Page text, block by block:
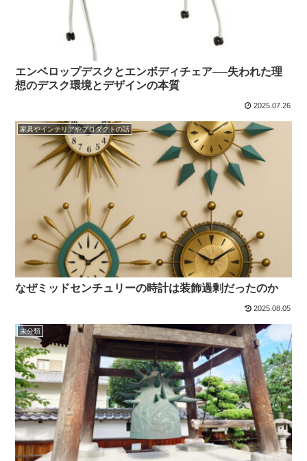
エンベロップデスクとエンボディチェア──失われた理
想のデスク環境とデザインの本質
2025.07.26
家具やインテリアやプロダクトの話
なぜミッドセンチュリーの時計は装飾過剰だったのか
2025.08.05
未分類